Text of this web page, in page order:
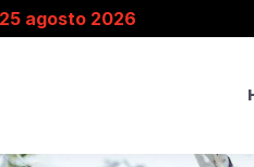
agosto 2026